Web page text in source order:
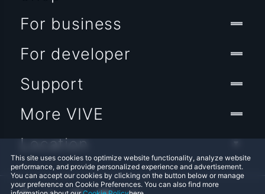
This site uses cookies to optimize website functionality, analyze website
performance, and provide personalized experience and advertisement.
You can accept our cookies by clicking on the button below or manage
your preference on Cookie Preferences. You can also find more
For business
For developer
Support
More VIVE
Location